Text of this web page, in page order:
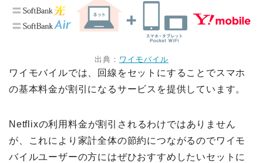
出典： ワイモバイル
ワイモバイルでは、回線をセットにすることでスマホ
の基本料金が割引になるサービスを提供しています。
Netflixの利用料金が割引されるわけではありません
が、これにより家計全体の節約につながるのでワイモ
バイルユーザーの方にはぜひおすすめしたいセットに